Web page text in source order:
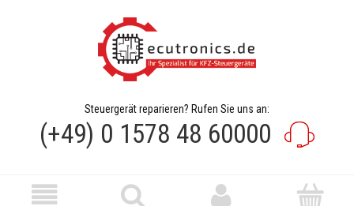
Steuergerät reparieren? Rufen Sie uns an:
(+49) 0 1578 48 60000